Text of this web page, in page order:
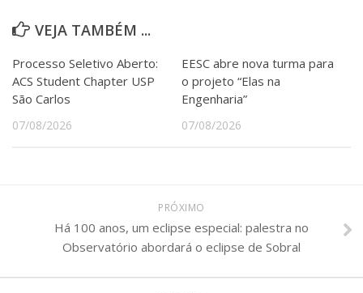
VEJA TAMBÉM ...
Processo Seletivo Aberto:
ACS Student Chapter USP
São Carlos
07/08/2026
EESC abre nova turma para
o projeto “Elas na
Engenharia”
07/08/2026
PRÓXIMO
Há 100 anos, um eclipse especial: palestra no
Observatório abordará o eclipse de Sobral